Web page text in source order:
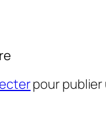
pour publier